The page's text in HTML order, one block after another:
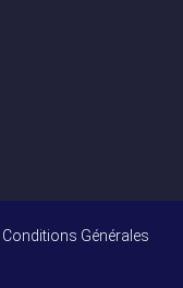
Conditions Générales